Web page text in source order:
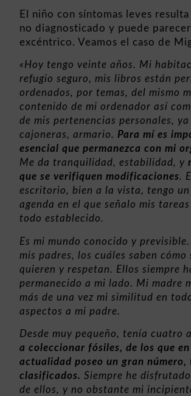
El niño con síntomas leves resulta
no diagnosticado y puede
excéntrico. Veamos el caso de
«Hoy tengo veinte años. Mi
refugio seguro, mis libros están
ordenados, por temas, del mismo
contenido de mi ordenador así
de mis pertenencias personales, ya
cajoneras, armario. Para mí es
esencial que permanezca con mi
Me da tranquilidad, estabilidad, y
que se verifiquen modificaciones.
escritorio, bien a la vista, tengo
agenda en el que señalo mis
todo establecido.
Es mi mundo conocido y
mis padres, los cuáles saben cómo
quieren y respetan. Ellos siempre
permanecido a mi lado. Mi madre
más de una vez mi similitud en
aspectos a mi padre.
Desde muy pequeño, tenía cuatro
a coleccionar fósiles, de los que en
actualidad poseo un gran número,
clasificados. Siempre he
de ellos, y no obstante mi